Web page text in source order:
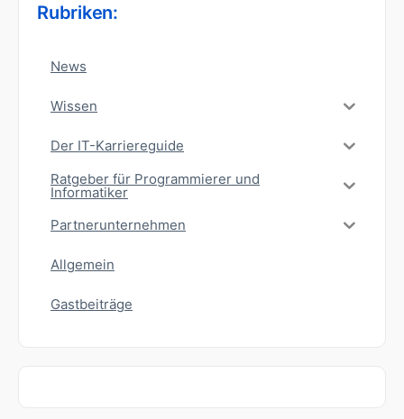
Rubriken:
News
Wissen
Der IT-Karriereguide
Ratgeber für Programmierer und
Informatiker
Partnerunternehmen
Allgemein
Gastbeiträge